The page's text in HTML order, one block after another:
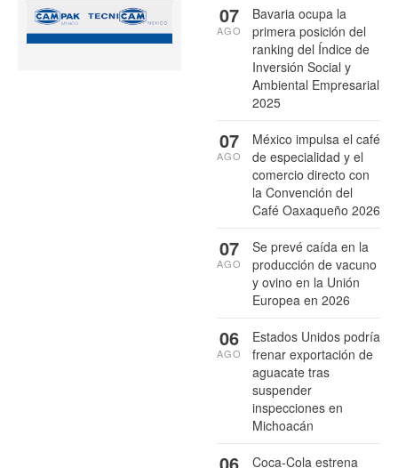
Bavaria ocupa la
primera posición del
ranking del Índice de
Inversión Social y
Ambiental Empresarial
2025
07
AGO
México impulsa el café
de especialidad y el
comercio directo con
la Convención del
Café Oaxaqueño 2026
07
AGO
Se prevé caída en la
producción de vacuno
y ovino en la Unión
Europea en 2026
07
AGO
Estados Unidos podría
frenar exportación de
aguacate tras
suspender
inspecciones en
Michoacán
06
AGO
Coca-Cola estrena